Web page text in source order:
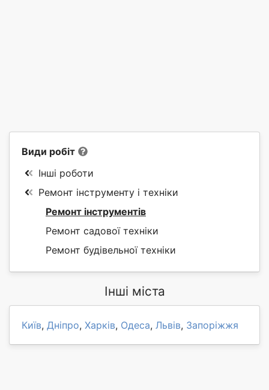
Види робіт
Інші роботи
Ремонт інструменту і техніки
Ремонт інструментів
Ремонт садової техніки
Ремонт будівельної техніки
Інші міста
Київ, Дніпро, Харків, Одеса, Львів, Запоріжжя